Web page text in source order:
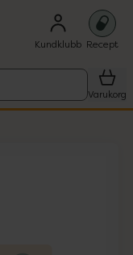
Kundklubb Recept
Varukorg